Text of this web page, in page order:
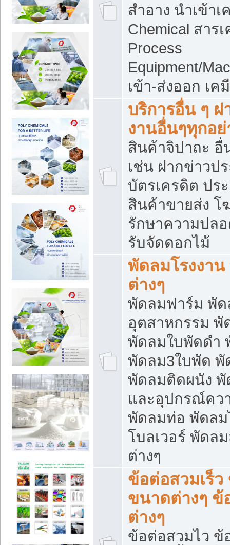
สำอาง นำเข้
Chemical สาร
Process
Equipment/
เข้า-ส่งออก เ
บริการอื่น ๆ
งานอื่นๆทุกอ
สินค้าจิปาถะ อื่
เช่น ฝากข่าวป
บัตรเครดิต ปร
สินค้าขายส่ง
รักษาความปล
รับจัดดอกไม้
พัดลมโรงงา
ต่างๆ
พัดลมฟาร์ม พัด
อุตสาหกรรม
พัดลมใบพัดดำ
พัดลม3ใบพัด พั
พัดลมติดผนัง
และอุปกรณ์คว
พัดลมท่อ พัดลม
โบลเวอร์ พัดล
ต่างๆ
ข้อต่อสวมเร็
ขนาดต่างๆ ข้
ต่างๆ
ข้อต่อสวมไว ข้